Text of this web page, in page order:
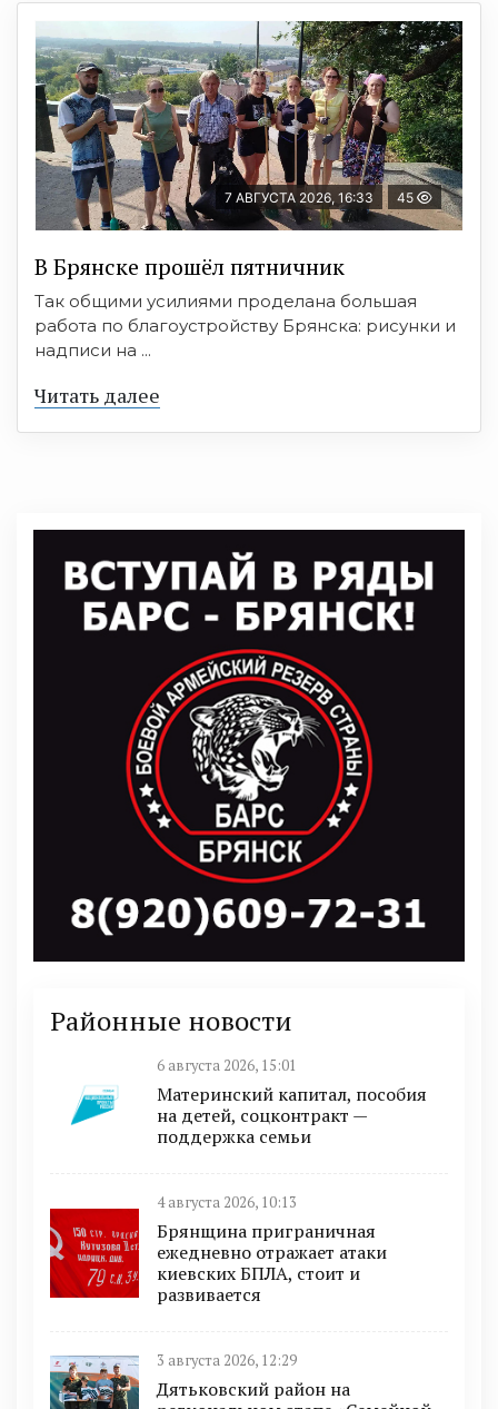
7 АВГУСТА 2026, 16:33 45
В Брянске прошёл пятничник
Так общими усилиями проделана большая
работа по благоустройству Брянска: рисунки и
надписи на ...
Читать далее
Районные новости
6 августа 2026, 15:01
Материнский капитал, пособия
на детей, соцконтракт —
поддержка семьи
4 августа 2026, 10:13
Брянщина приграничная
ежедневно отражает атаки
киевских БПЛА, стоит и
развивается
3 августа 2026, 12:29
Дятьковский район на